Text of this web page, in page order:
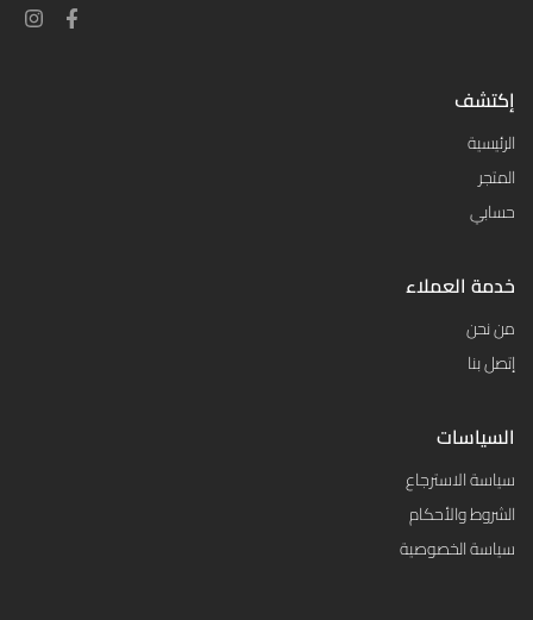
إكتشف
الرئيسية
المتجر
حسابي
خدمة العملاء
من نحن
إتصل بنا
السياسات
سياسة الاسترجاع
الشروط والأحكام
سياسة الخصوصية